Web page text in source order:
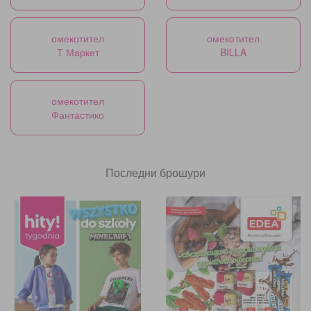
омекотител
Т Маркет
омекотител
BILLA
омекотител
Фантастико
Последни брошури